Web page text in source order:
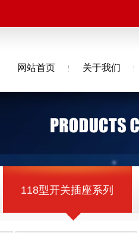
网站首页 关于我们
118型开关插座系列